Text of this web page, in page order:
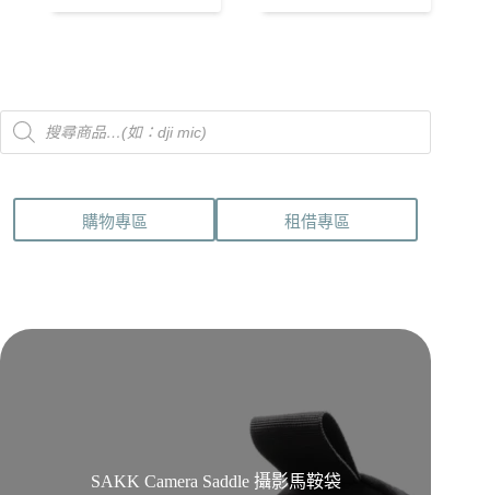
Products
search
購物專區 租借專區
SAKK Camera Saddle 攝影馬鞍袋